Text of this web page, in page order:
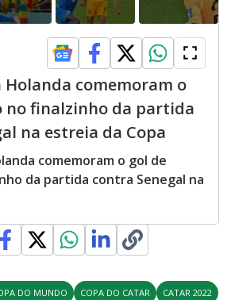
Holanda comemoram o
no finalzinho da partida
na estreia da Copa
comemoram o gol de
da partida contra Senegal na
DO MUNDO COPA DO CATAR
CATAR 2022